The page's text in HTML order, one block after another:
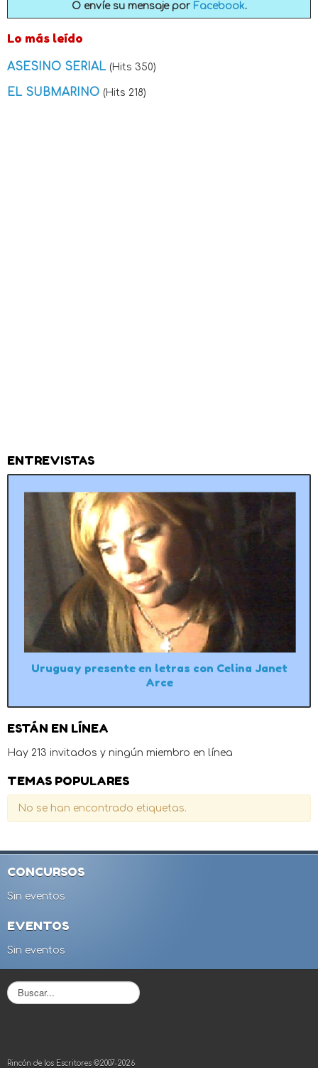
O envíe su mensaje por Facebook.
Lo más leído
ASESINO SERIAL (Hits 350)
EL SUBMARINO (Hits 218)
ENTREVISTAS
Uruguay presente en letras con Celina Janet
Arce
ESTÁN EN LÍNEA
Hay 213 invitados y ningún miembro en línea
TEMAS POPULARES
No se han encontrado etiquetas.
CONCURSOS
Sin eventos
EVENTOS
Sin eventos
B
u
rRincón de los Escritores ©2007-2026